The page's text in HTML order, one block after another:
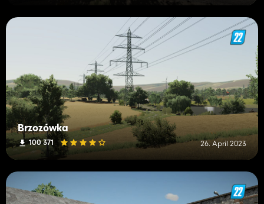
Brzozówka
100 371 26. April 2023